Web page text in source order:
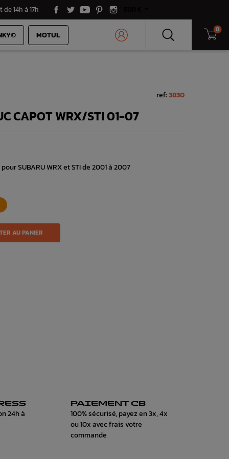
14h à 17h
MOTUL 0
ref:3830
CAPOT WRX/STI 01-07
SUBARU WRX et STI de 2001 à 2007
AU PANIER
24h à
PAIEMENT CB
100% sécurisé, payez en 3x, 4x
ou 10x avec frais votre
commande